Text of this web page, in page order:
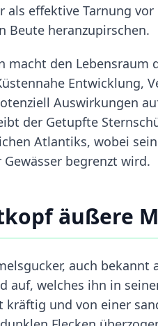
effektive Tarnung
Beute heranzupirschen.
macht den
Entwicklung,
Auswirkungen
der Getupfte
Atlantiks, wobei
begrenzt wird.
äußere
auch
auf, welches ihn in
kräftig und von einer